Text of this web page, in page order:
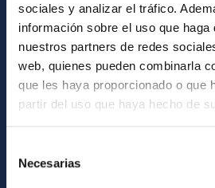
sociales y analizar el tráfico.
información sobre el uso que haga
nuestros partners de redes
web, quienes pueden combinarla
que les haya proporcionado o que
partir del uso que haya hecho de
Necesarias
GENERAL INFORMATION
Contact
How to get to the IAC
List of personnel
Library
General register